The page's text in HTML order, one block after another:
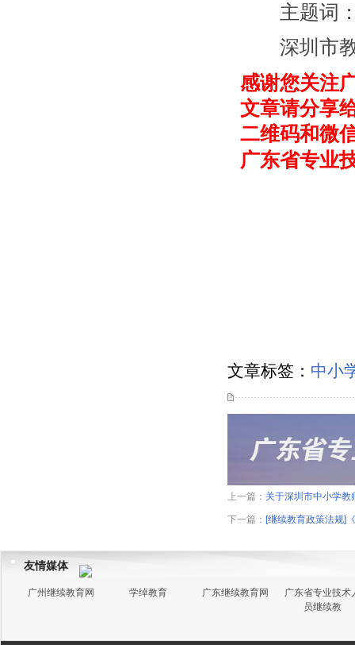
主题词：
深圳市教
感谢您关注
文章请分享
二维码和微
广东省专业
文章标签： 中小
上一篇： 关于深圳市中小学
下一篇： [继续教育政策法规]
友情媒体
广州继续教育网 学绰教育 广东继续教育网
广东省专业技术
员继续教